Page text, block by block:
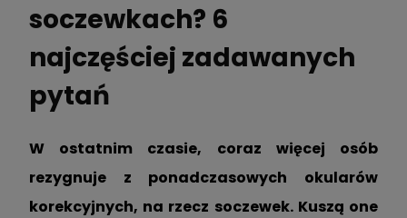
soczewkach? 6
najczęściej zadawanych
pytań
W ostatnim czasie, coraz więcej osób
rezygnuje z ponadczasowych okularów
korekcyjnych, na rzecz soczewek. Kuszą one